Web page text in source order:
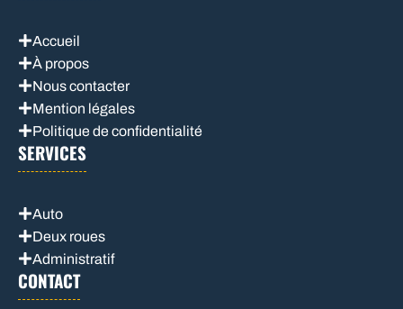
Accueil
À propos
Nous contacter
Mention légales
Politique de confidentialité
SERVICES
Auto
Deux roues
Administratif
CONTACT